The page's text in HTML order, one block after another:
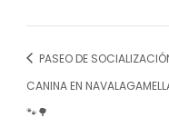
PASEO DE
CANINA EN
🐾🌳